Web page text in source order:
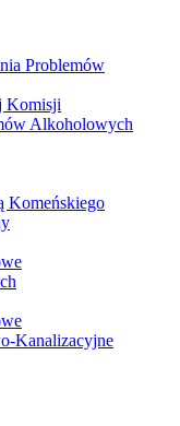
Problemów
Komisji
Alkoholowych
Komeńskiego
Kanalizacyjne